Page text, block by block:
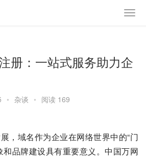
册：一站式服务助力企
• 杂谈 • 阅读 169
，域名作为企业在网络世界中的“门
和品牌建设具有重要意义。中国万网